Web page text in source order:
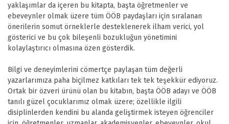
yaklaşımlar da içeren bu kitapta, başta öğretmenler ve
ebeveynler olmak üzere tüm ÖÖB paydaşları için sıralanan
önerilerin somut örneklerle desteklenerek ilham verici, yol
gösterici ve bu çok bileşenli bozukluğun yönetimini
kolaylaştırıcı olmasına özen gösterdik.
Bilgi ve deneyimlerini cömertçe paylaşan tüm değerli
yazarlarımıza paha biçilmez katkıları tek tek teşekkür ediyoruz.
Ortak bir özveri ürünü olan bu kitabın, başta ÖÖB adayı ve ÖÖB
tanılı güzel çocuklarımız olmak üzere; özellikle ilgili
disiplinlerden kendini bu alanda geliştirmek isteyen öğrenciler